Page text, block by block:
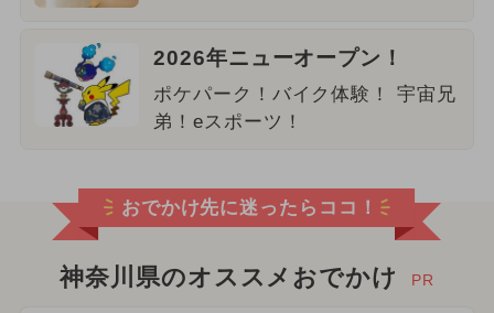
2026年ニューオープン！
ポケパーク！バイク体験！ 宇宙兄
弟！eスポーツ！
おでかけ先に迷ったらココ！
神奈川県のオススメおでかけ PR